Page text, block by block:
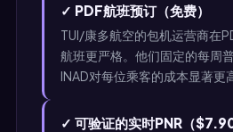
✓ PDF航班预订（免费）
TUI/康多航空的包机运营商在
航班更严格。他们固定的每周
INAD对每位乘客的成本显著更
✓ 可验证的实时PNR（$7.90